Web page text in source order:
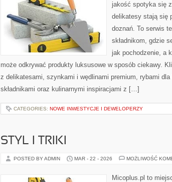
jakość spotyka się
delikatesy stają się
doznań. To serwis
składnikom, gdzie
jak pochodzenie, a
może odkrywać produkty luksusowe w sposób ciekawy.
z delikatesami, szynkami i wędlinami premium, rybami
składnikami oraz kulinarnymi inspiracjami z […]
CATEGORIES: NOWE INWESTYCJE I DEWELOPERZY
STYL I TRIKI
POSTED BY ADMIN MAR - 22 - 2026 MOŻLIWOŚĆ
Micoplus.pl to